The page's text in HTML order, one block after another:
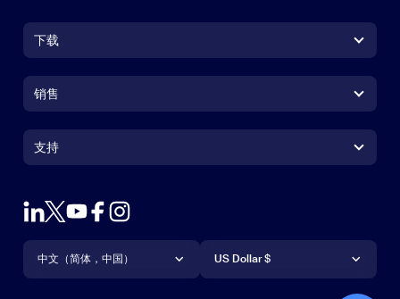
下载
Zoom Rooms 应用Zoom Rooms 应用
Zoom Rooms Controller
Outlook 插件
Android 应用Android 应用
销售
联系销售人员
申请演示
网络研讨会和活动
Zoom 体验中心Zoom 体验中心
支持
支持
账户
学习中心
语言
中文（简体，中国）
货币
US Dollar $